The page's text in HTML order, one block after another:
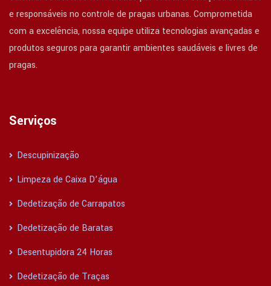
e responsáveis no controle de pragas urbanas. Comprometida
com a excelência, nossa equipe utiliza tecnologias avançadas e
produtos seguros para garantir ambientes saudáveis e livres de
pragas.
Serviços
Descupinização
Limpeza de Caixa D’água
Dedetização de Carrapatos
Dedetização de Baratas
Desentupidora 24 Horas
Dedetização de Traças